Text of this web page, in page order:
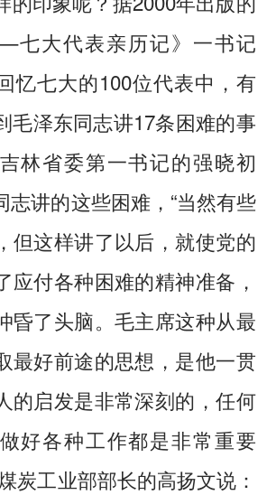
七大代表亲历记》一书记
忆七大的100位代表中，有
毛泽东同志讲17条困难的事
林省委第一书记的强晓初
志讲的这些困难，“当然有些
但这样讲了以后，就使党的
应付各种困难的精神准备，
昏了头脑。毛主席这种从最
最好前途的思想，是他一贯
的启发是非常深刻的，任何
好各种工作都是非常重要
炭工业部部长的高扬文说：